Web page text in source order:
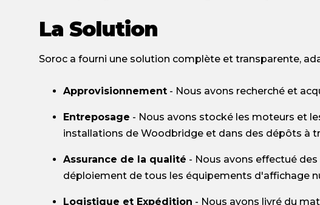
La Solution
Soroc a fourni une solution complète et transparente,
Approvisionnement - Nous avons recherché et
Entreposage - Nous avons stocké les moteurs et
installations de Woodbridge et dans des dépôts à
Assurance de la qualité - Nous avons effectué
déploiement de tous les équipements d'affichage
Logistique et Expédition - Nous avons livré du